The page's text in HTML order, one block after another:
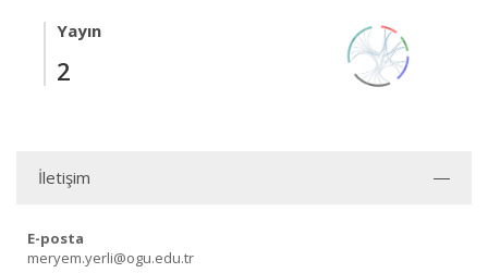
Yayın
2
İletişim
E-posta
meryem.yerli@ogu.edu.tr